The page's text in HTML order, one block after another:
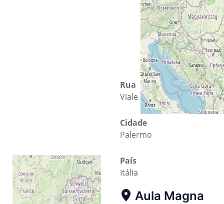
Rua
Viale delle scienze
Cidade
Palermo
País
Itália
Aula Magna